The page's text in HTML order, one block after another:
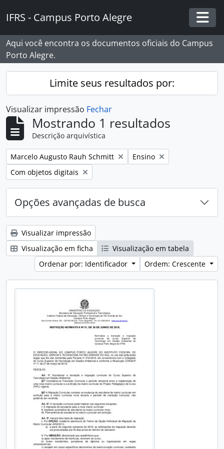
IFRS - Campus Porto Alegre
Aqui você encontra os documentos oficiais do Campus
Porto Alegre.
Limite seus resultados por:
Visualizar impressão Fechar
Mostrando 1 resultados
Descrição arquivística
Remover filtro:
Marcelo Augusto Rauh Schmitt Remover filtro:
Ensino
Remover filtro:
Com objetos digitais
Opções avançadas de busca
Visualizar impressão
Visualização em ficha
Visualização em tabela
Ordenar por: Identificador
Ordem: Crescente